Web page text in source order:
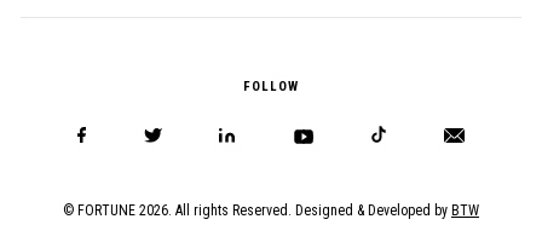
FOLLOW
© FORTUNE 2026. All rights Reserved. Designed & Developed by BTW